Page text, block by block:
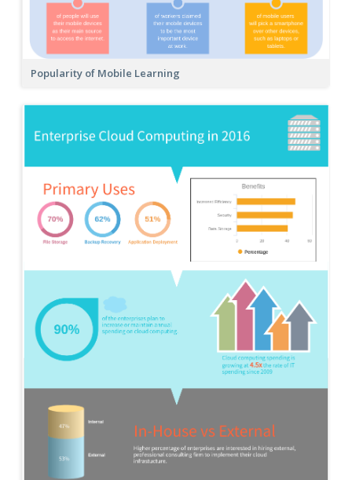
Popularity of Mobile Learning